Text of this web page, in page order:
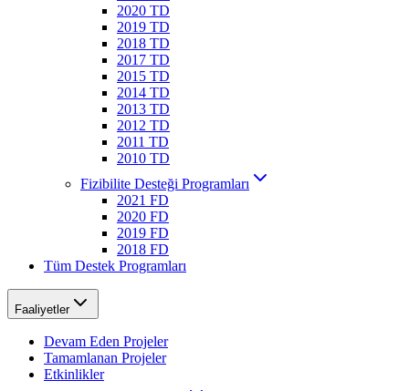
2020 TD
2019 TD
2018 TD
2017 TD
2015 TD
2014 TD
2013 TD
2012 TD
2011 TD
2010 TD
Fizibilite Desteği Programları
2021 FD
2020 FD
2019 FD
2018 FD
Tüm Destek Programları
Faaliyetler
Devam Eden Projeler
Tamamlanan Projeler
Etkinlikler